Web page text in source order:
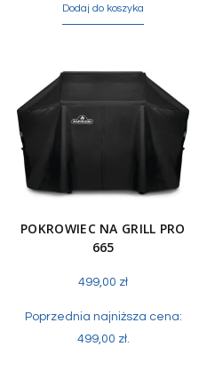
Dodaj do koszyka
POKROWIEC NA GRILL PRO
665
499,00 zł
Poprzednia najniższa cena:
499,00 zł.